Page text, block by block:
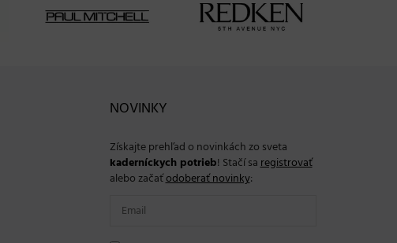
NOVINKY
Získajte prehľad o novinkách zo sveta
kaderníckych potrieb! Stačí saregistrovať
alebo začaťodoberať novinky: